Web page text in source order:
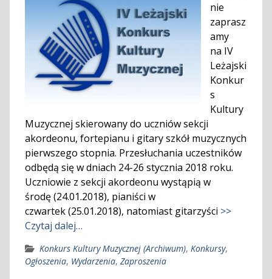
nie
zaprasz
amy
na IV
Leżajski
Konkur
s
Kultury
Muzycznej skierowany do uczniów sekcji
akordeonu, fortepianu i gitary szkół muzycznych
pierwszego stopnia. Przesłuchania uczestników
odbędą się w dniach 24-26 stycznia 2018 roku.
Uczniowie z sekcji akordeonu wystąpią w
środę (24.01.2018), pianiści w
czwartek (25.01.2018), natomiast gitarzyści >>
Czytaj dalej…
Konkurs Kultury Muzycznej (Archiwum), Konkursy,
Ogłoszenia, Wydarzenia, Zaproszenia